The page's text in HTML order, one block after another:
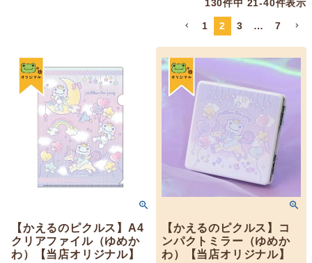
130件中 21-40件表示
1 2 3 … 7
【かえるのピクルス】A4
クリアファイル（ゆめか
わ）【当店オリジナル】
【かえるのピクルス】コ
ンパクトミラー（ゆめか
わ）【当店オリジナル】